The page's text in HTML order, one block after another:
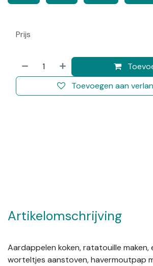
Toevoegen aan
Prijs
Artikelomschrijving
Aardappelen koken, ratatouille maken,
worteltjes aanstoven, havermoutpap